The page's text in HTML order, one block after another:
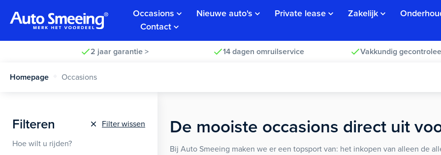
Occasions Nieuwe auto's Private lease Zakelijk
Contact
2 jaar garantie > 14 dagen omruilservice Vakkundig
Homepage Occasions
Filteren
Filter wissen
Hoe wilt u rijden?
De mooiste occasions direct uit
Bij Auto Smeeing maken we er een topsport van: het inkopen van alleen de